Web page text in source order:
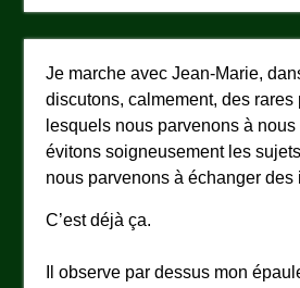
Je marche avec Jean-Marie,
discutons, calmement, des rares
lesquels nous parvenons à
évitons soigneusement les
nous parvenons à échanger des
C’est déjà ça.
Il observe par dessus mon